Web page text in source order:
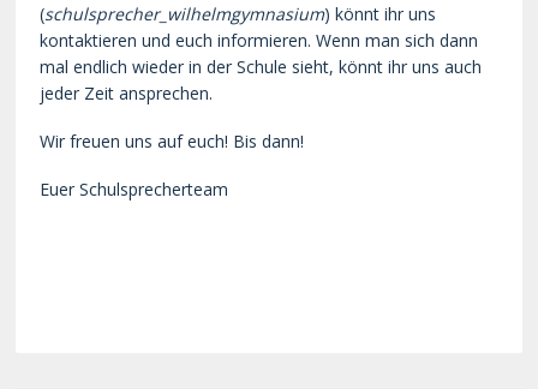
(schulsprecher_wilhelmgymnasium) könnt ihr uns
kontaktieren und euch informieren. Wenn man sich dann
mal endlich wieder in der Schule sieht, könnt ihr uns auch
jeder Zeit ansprechen.
Wir freuen uns auf euch! Bis dann!
Euer Schulsprecherteam